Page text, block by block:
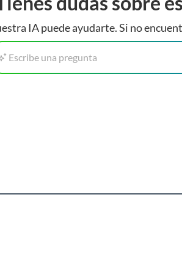
electrónica, por ejemplo, cupones de
IA puede ayudarte. Si no
Escribe una pregunta